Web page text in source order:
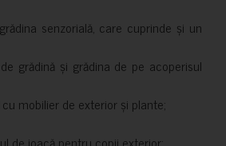
senzorială, care cuprinde și un
grădină și grădina de pe acoperisul
mobilier de exterior și plante;